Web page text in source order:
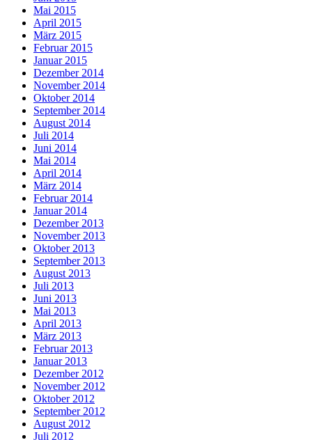
Mai 2015
April 2015
März 2015
Februar 2015
Januar 2015
Dezember 2014
November 2014
Oktober 2014
September 2014
August 2014
Juli 2014
Juni 2014
Mai 2014
April 2014
März 2014
Februar 2014
Januar 2014
Dezember 2013
November 2013
Oktober 2013
September 2013
August 2013
Juli 2013
Juni 2013
Mai 2013
April 2013
März 2013
Februar 2013
Januar 2013
Dezember 2012
November 2012
Oktober 2012
September 2012
August 2012
Juli 2012